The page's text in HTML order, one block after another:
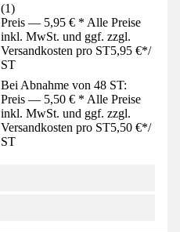
(1)
Preis — 5,95 € * Alle Preise
inkl. MwSt. und ggf. zzgl.
Versandkosten pro ST5,95 €*/
ST
Bei Abnahme von 48 ST:
Preis — 5,50 € * Alle Preise
inkl. MwSt. und ggf. zzgl.
Versandkosten pro ST5,50 €*/
ST